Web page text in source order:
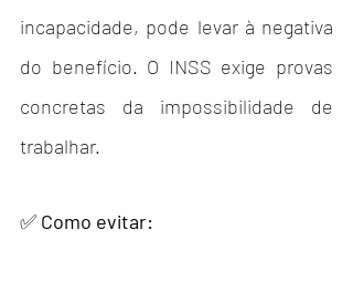
incapacidade, pode levar à negativa
do benefício. O INSS exige provas
concretas da impossibilidade de
trabalhar.
✅ Como evitar: